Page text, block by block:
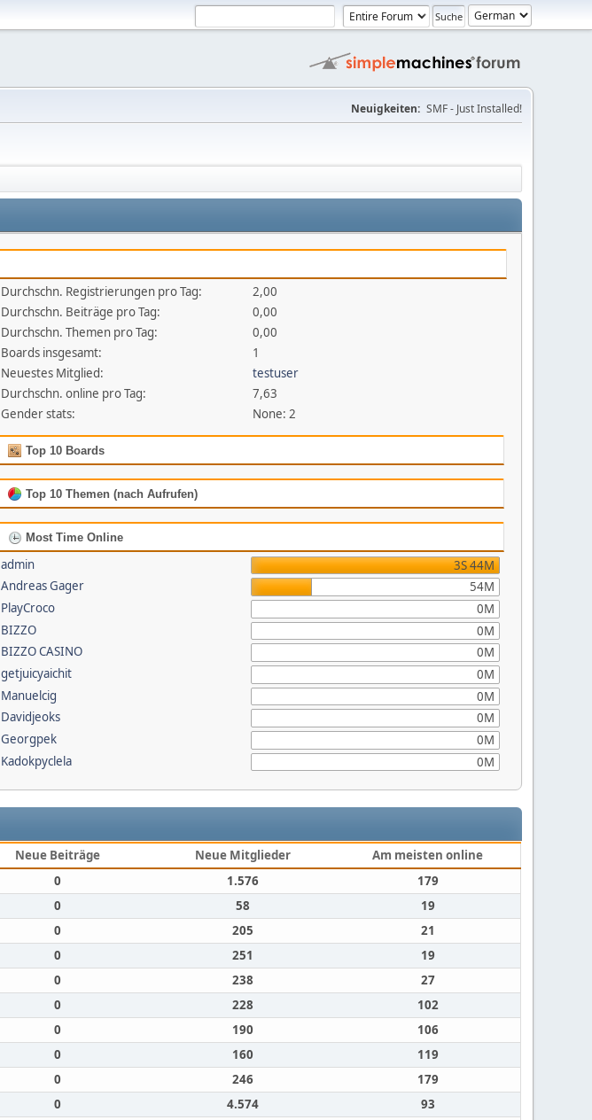
Neuigkeiten: SMF - Just Installed!
Durchschn. Registrierungen pro Tag:
2,00
Durchschn. Beiträge pro Tag:
0,00
Durchschn. Themen pro Tag:
0,00
Boards insgesamt:
1
Neuestes Mitglied:
testuser
Durchschn. online pro Tag:
7,63
Gender stats:
None: 2
Top 10 Boards
Top 10 Themen (nach Aufrufen)
Most Time Online
admin
3S 44M
Andreas Gager
54M
PlayCroco
0M
BIZZO
0M
BIZZO CASINO
0M
getjuicyaichit
0M
Manuelcig
0M
Davidjeoks
0M
Georgpek
0M
Kadokpyclela
0M
Neue Beiträge Neue Mitglieder
Am meisten online
0 1.576
179
0 58
19
0 205
21
0 251
19
0 238
27
0 228
102
0 190
106
0 160
119
0 246
179
0 4.574
93